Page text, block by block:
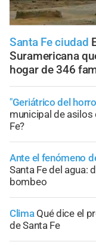
Santa Fe ciudad
Suramericana
hogar de 346
"Geriátrico del
municipal de asilos
Fe?
Ante el fenómeno
Santa Fe del agua:
bombeo
Clima Qué dice el
de Santa Fe